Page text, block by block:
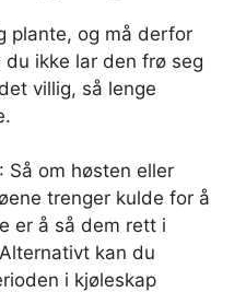
plante, og må derfor
ikke lar den frø seg
villig, så lenge
: Så om høsten eller
trenger kulde for å
er å så dem rett i
kan du
i kjøleskap